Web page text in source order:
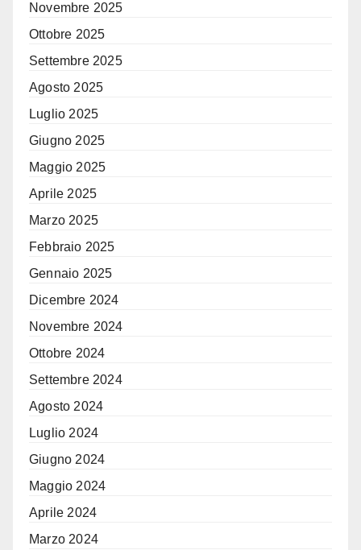
Novembre 2025
Ottobre 2025
Settembre 2025
Agosto 2025
Luglio 2025
Giugno 2025
Maggio 2025
Aprile 2025
Marzo 2025
Febbraio 2025
Gennaio 2025
Dicembre 2024
Novembre 2024
Ottobre 2024
Settembre 2024
Agosto 2024
Luglio 2024
Giugno 2024
Maggio 2024
Aprile 2024
Marzo 2024